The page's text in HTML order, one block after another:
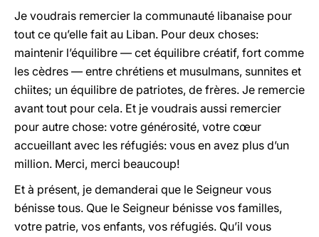
Je voudrais remercier la communauté libanaise pour
tout ce qu’elle fait au Liban. Pour deux choses:
maintenir l’équilibre — cet équilibre créatif, fort comme
les cèdres — entre chrétiens et musulmans, sunnites et
chiites; un équilibre de patriotes, de frères. Je remercie
avant tout pour cela. Et je voudrais aussi remercier
pour autre chose: votre générosité, votre cœur
accueillant avec les réfugiés: vous en avez plus d’un
million. Merci, merci beaucoup!
Et à présent, je demanderai que le Seigneur vous
bénisse tous. Que le Seigneur bénisse vos familles,
votre patrie, vos enfants, vos réfugiés. Qu’il vous